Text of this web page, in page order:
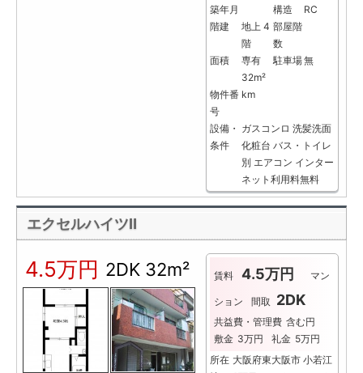
築年月
構造
RC
階建
地上 4
階
部屋階
数
面積
専有
32m²
駐車場無
物件番
号
km
設備・
条件
ガスコンロ 洗髪洗面
化粧台 バス・トイレ
別 エアコン インター
ネット利用料無料
エクセルハイツⅡ
4.5万円 2DK 32m² 賃料 4.5万円 マン
ション 間取 2DK
共益費・管理費 含む円
敷金 3万円 礼金 5万円
所在 大阪府東大阪市 小若江